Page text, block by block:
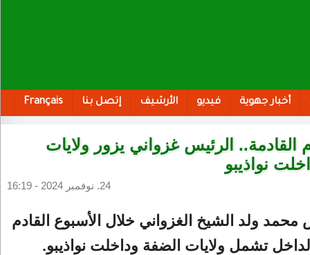
أخبار جهوية فيديو الأرشيف إتصل بنا Français
القادمة.. الرئيس غزواني يزور ولايات
نواذيبو
24. نوفمبر 2024 - 16:19
محمد ولد الشيخ الغزواني خلال الأسبوع القادم
تشمل ولايات الضفة وداخلت نواذيبو.